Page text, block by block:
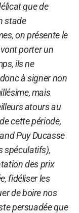
que de
stade
on présente le
porter un
ils ne
à signer non
mais
atours au
cette période,
Puy Ducasse
spéculatifs),
des prix
fidéliser les
de boire nos
persuadée que